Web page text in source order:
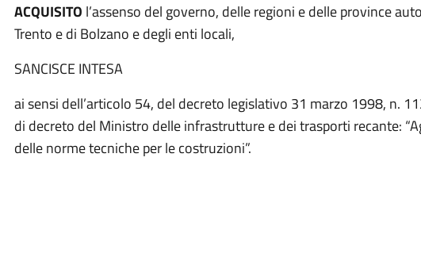
ACQUISITO l’assenso del governo, delle regioni e delle province
Trento e di Bolzano e degli enti locali,
SANCISCE INTESA
ai sensi dell’articolo 54, del decreto legislativo 31 marzo 1998, n.
di decreto del Ministro delle infrastrutture e dei trasporti recante:
delle norme tecniche per le costruzioni”.